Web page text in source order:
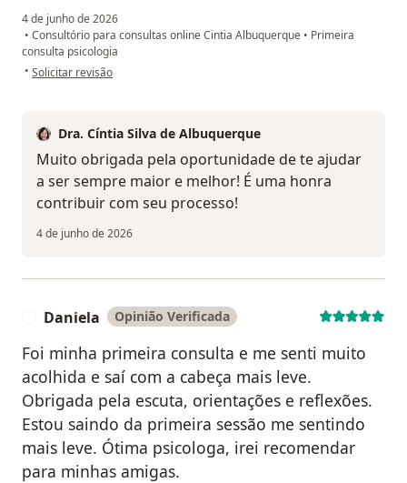
4 de junho de 2026
• Consultório para consultas online Cintia Albuquerque • Primeira
consulta psicologia
• na opinião do utilizador Ju
Solicitar revisão
Dra. Cíntia Silva de Albuquerque
Muito obrigada pela oportunidade de te ajudar
a ser sempre maior e melhor! É uma honra
contribuir com seu processo!
4 de junho de 2026
Daniela Opinião Verificada
Foi minha primeira consulta e me senti muito
acolhida e saí com a cabeça mais leve.
Obrigada pela escuta, orientações e reflexões.
Estou saindo da primeira sessão me sentindo
mais leve. Ótima psicologa, irei recomendar
para minhas amigas.